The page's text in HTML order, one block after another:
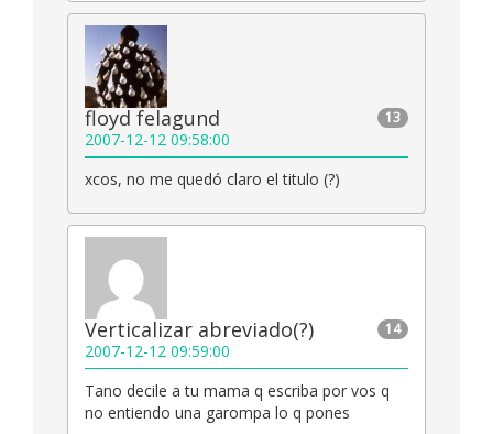
13
floyd felagund
2007-12-12 09:58:00
xcos, no me quedó claro el titulo (?)
14
Verticalizar abreviado(?)
2007-12-12 09:59:00
Tano decile a tu mama q escriba por vos q
no entiendo una garompa lo q pones